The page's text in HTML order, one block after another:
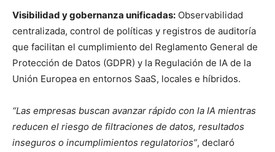
Visibilidad y gobernanza unificadas: Observabilidad
centralizada, control de políticas y registros de auditoría
que facilitan el cumplimiento del Reglamento General de
Protección de Datos (GDPR) y la Regulación de IA de la
Unión Europea en entornos SaaS, locales e híbridos.
“Las empresas buscan avanzar rápido con la IA mientras
reducen el riesgo de filtraciones de datos, resultados
inseguros o incumplimientos regulatorios”, declaró